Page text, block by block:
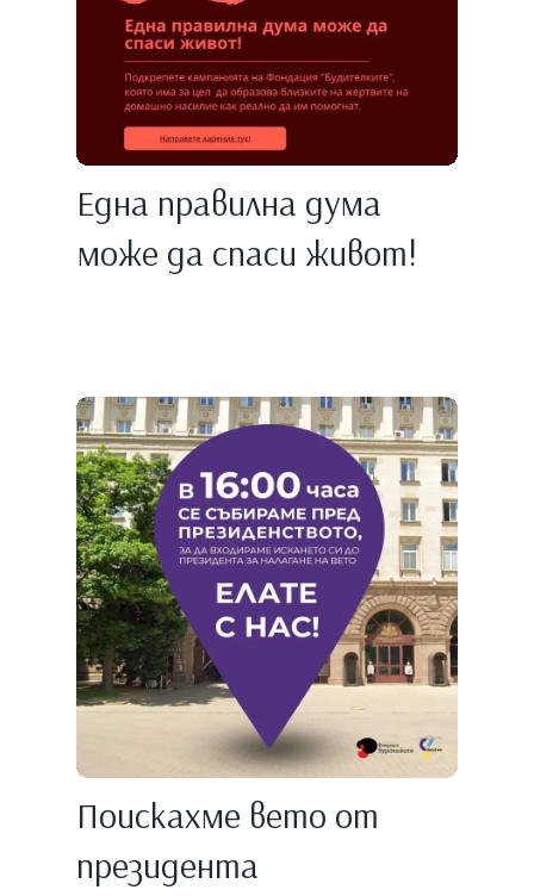
Една правилнa дума
може да спаси живот!
Поискахме вето от
президента